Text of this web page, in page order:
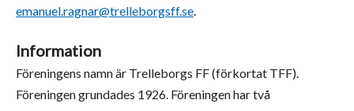
emanuel.ragnar@trelleborgsff.se.
Information
Föreningens namn är Trelleborgs FF (förkortat TFF).
Föreningen grundades 1926. Föreningen har två